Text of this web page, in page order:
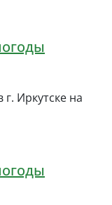
Иркутске на